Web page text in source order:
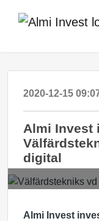
2020-12-15
Almi Invest
digital
Almi Invest